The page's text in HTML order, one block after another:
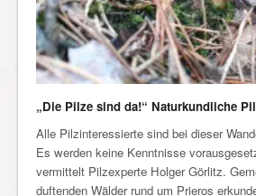
„Die Pilze sind da!“ Naturkundliche
Alle Pilzinteressierte sind bei dieser
Es werden keine Kenntnisse
vermittelt Pilzexperte Holger Görlitz.
duftenden Wälder rund um Prieros